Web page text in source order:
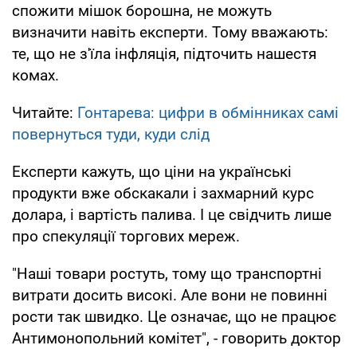
спожити мішок борошна, не можуть
визначити навіть експерти. Тому вважають:
те, що не з'їла інфляція, підточить нашестя
комах.
Читайте: Гонтарева: цифри в обмінниках самі
повернуться туди, куди слід
Експерти кажуть, що ціни на українські
продукти вже обскакали і захмарний курс
долара, і вартість палива. І це свідчить лише
про спекуляції торгових мереж.
"Наші товари ростуть, тому що транспортні
витрати досить високі. Але вони не повинні
рости так швидко. Це означає, що не працює
Антимонопольний комітет", - говорить доктор